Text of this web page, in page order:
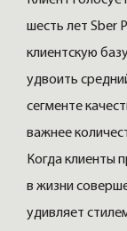
шесть лет Sber
клиентскую
удвоить
сегменте
важнее
Когда клиенты
в жизни
удивляет